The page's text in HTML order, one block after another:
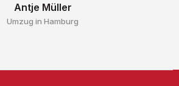
Antje Müller
Umzug in Hamburg